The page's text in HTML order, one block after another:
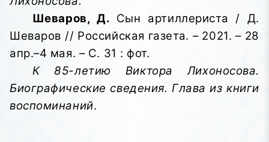
Шеваров, Д. Сын артиллериста / Д.
Шеваров // Российская газета. – 2021. – 28
апр.–4 мая. – С. 31 : фот.
К 85-летию Виктора Лихоносова.
Биографические сведения. Глава из книги
воспоминаний.